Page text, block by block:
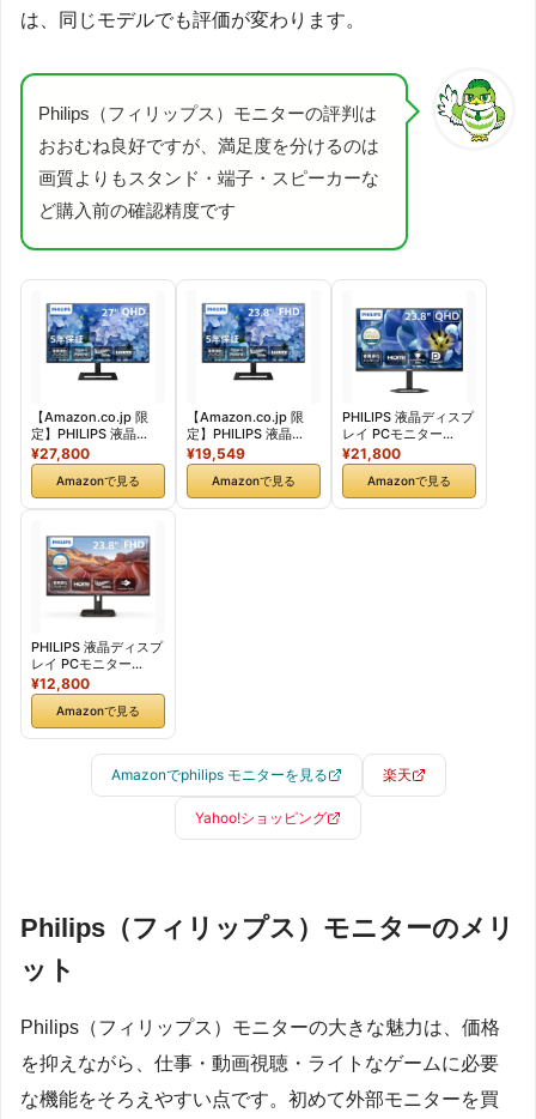
は、同じモデルでも評価が変わります。
Philips（フィリップス）モニターの評判は
おおむね良好ですが、満足度を分けるのは
画質よりもスタンド・端子・スピーカーな
ど購入前の確認精度です
【Amazon.co.jp 限
定】PHILIPS 液晶
TypeCモニター (27イ
ン
チ/IPS/QHD/120Hz/1
ms/5年保証/HDMI,
速給電)/チルト/昇降・
高さ調節/ブルーライ
ト軽減/スピーカー
付/AdaptiveSync/HD
R10/省資源化パッケー
ジ/ケーブル付/電源内
27E1N2600AE/11
【国内正規品】
¥27,800
Amazonで見る
【Amazon.co.jp 限
定】PHILIPS 液晶
TypeCモニター (23.8
イン
チ/IPS/FHD/120Hz/1
ms/5年保証/HDMI,
¥19,549
Amazonで見る
PHILIPS 液晶ディスプ
レイ PCモニター
24E1N5500B/11
(23.8インチ/5年保
証/WQHD/IPS/HDMI,
Display Port/高さ調
¥21,800
Amazonで見る
PHILIPS 液晶ディスプ
レイ PCモニター
(23.8イン
チ/IPS/FHD/120Hz/1
ms/5年保証/HDMI,
DVI-D, VGA/チル
防止/ブルーライト軽
減AdaptiveSync/スリ
ムベゼル/在宅ワーク/
¥12,800
Amazonで見る
Amazonでphilips モニターを見る 楽天
Yahoo!ショッピング
Philips（フィリップス）モニターのメリ
ット
Philips（フィリップス）モニターの大きな魅力は、価格
を抑えながら、仕事・動画視聴・ライトなゲームに必要
な機能をそろえやすい点です。初めて外部モニターを買